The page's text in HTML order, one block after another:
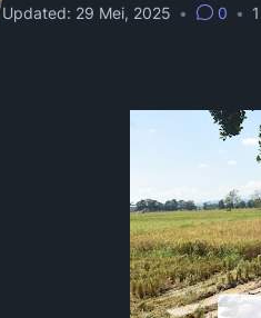
Updated: 29 Mei, 2025 • 0 • 1